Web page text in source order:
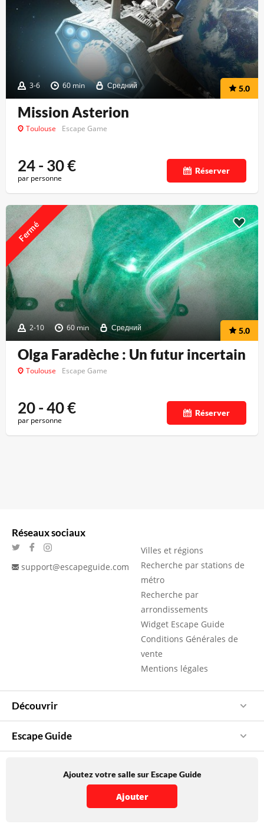
3-6 60 min Средний 5.0
Mission Asterion
Toulouse Escape Game
24 - 30€
par personne
Réserver
2-10 60 min Средний 5.0
Fermé
Olga Faradèche : Un futur incertain
Toulouse Escape Game
20 - 40€
par personne
Réserver
Réseaux sociaux
support@escapeguide.com
Villes et régions
Recherche par stations de
métro
Recherche par
arrondissements
Widget Escape Guide
Conditions Générales de
vente
Mentions légales
Découvrir
Escape Guide
Ajoutez votre salle sur Escape Guide
Ajouter